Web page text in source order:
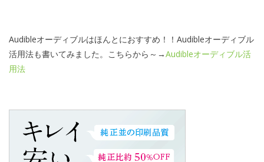
Audibleオーディブルはほんとにおすすめ！！Audibleオーディブル
活用法も書いてみました。こちらから～→Audibleオーディブル活
用法